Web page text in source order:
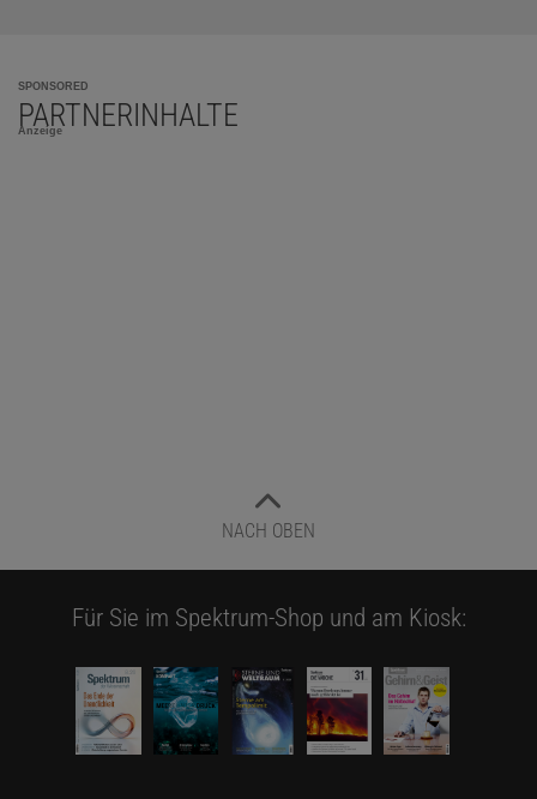
SPONSORED
PARTNERINHALTE
Anzeige
NACH OBEN
Für Sie im Spektrum-Shop und am Kiosk: